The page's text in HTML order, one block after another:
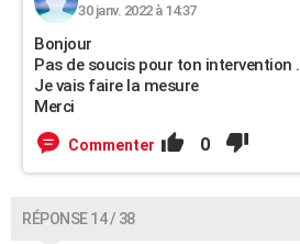
30 janv. 2022 à 14:37
Bonjour
Pas de soucis pour ton intervention .
Je vais faire la mesure
Merci
Commenter 0
RÉPONSE 14 / 38